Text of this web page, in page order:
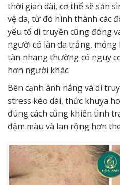
thời gian dài, cơ thể sẽ sản
vệ da, từ đó hình thành các
yếu tố di truyền cũng đóng
người có làn da trắng,
tàn nhang thường có nguy
hơn người khác.
Bên cạnh ánh nắng và di
stress kéo dài, thức khuya
đúng cách cũng khiến tình
đậm màu và lan rộng hơn